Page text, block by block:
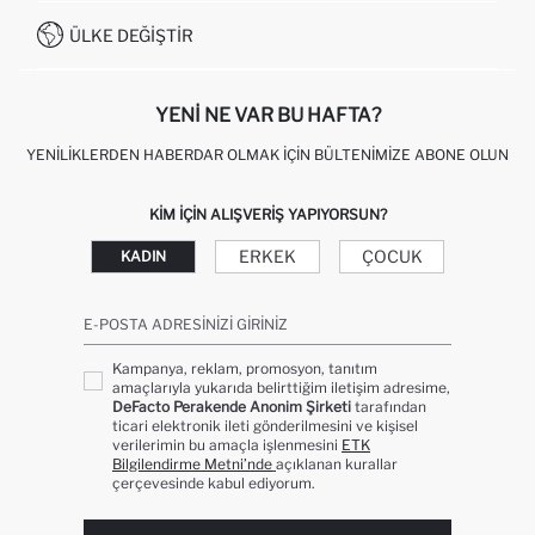
KAMPANYALAR
0850 333 22 86
ÜLKE DEĞIŞTIR
YENI NE VAR BU HAFTA?
YENILIKLERDEN HABERDAR OLMAK İÇIN BÜLTENIMIZE ABONE OLUN
KIM IÇIN ALIŞVERIŞ YAPIYORSUN?
KADIN ERKEK ÇOCUK
E-POSTA ADRESINIZI GIRINIZ
Kampanya, reklam, promosyon, tanıtım
amaçlarıyla yukarıda belirttiğim iletişim adresime,
DeFacto Perakende Anonim Şirketi tarafından
ticari elektronik ileti gönderilmesini ve kişisel
verilerimin bu amaçla işlenmesini ETK
Bilgilendirme Metni’nde açıklanan kurallar
çerçevesinde kabul ediyorum.